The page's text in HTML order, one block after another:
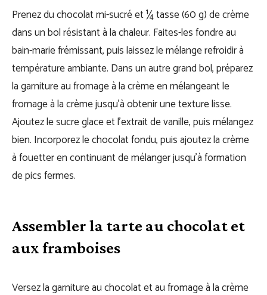
Prenez du chocolat mi-sucré et ¼ tasse (60 g) de crème
dans un bol résistant à la chaleur. Faites-les fondre au
bain-marie frémissant, puis laissez le mélange refroidir à
température ambiante. Dans un autre grand bol, préparez
la garniture au fromage à la crème en mélangeant le
fromage à la crème jusqu’à obtenir une texture lisse.
Ajoutez le sucre glace et l’extrait de vanille, puis mélangez
bien. Incorporez le chocolat fondu, puis ajoutez la crème
à fouetter en continuant de mélanger jusqu’à formation
de pics fermes.
Assembler la tarte au chocolat et
aux framboises
Versez la garniture au chocolat et au fromage à la crème